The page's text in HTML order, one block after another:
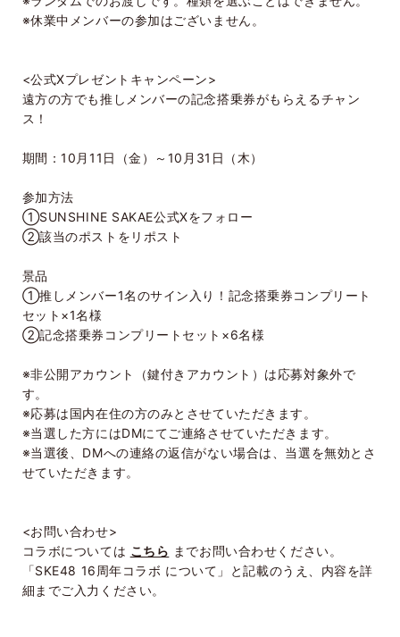
※休業中メンバーの参加はございません。
<公式Xプレゼントキャンペーン>
遠方の方でも推しメンバーの記念搭乗券がもらえるチャン
ス！
期間：10月11日（金）～10月31日（木）
参加方法
①SUNSHINE SAKAE公式Xをフォロー
②該当のポストをリポスト
景品
①推しメンバー1名のサイン入り！記念搭乗券コンプリート
セット×1名様
②記念搭乗券コンプリートセット×6名様
※非公開アカウント（鍵付きアカウント）は応募対象外で
す。
※応募は国内在住の方のみとさせていただきます。
※当選した方にはDMにてご連絡させていただきます。
※当選後、DMへの連絡の返信がない場合は、当選を無効とさ
せていただきます。
<お問い合わせ>
コラボについては こちら までお問い合わせください。
「SKE48 16周年コラボ について」と記載のうえ、内容を詳
細までご入力ください。